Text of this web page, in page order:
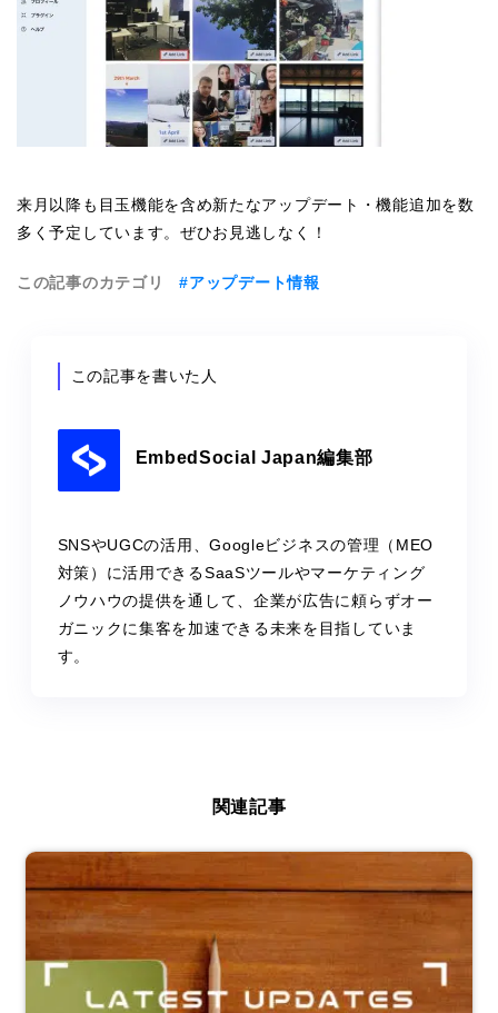
来月以降も目玉機能を含め新たなアップデート・機能追加を数
多く予定しています。ぜひお見逃しなく！
この記事のカテゴリ #アップデート情報
この記事を書いた人
EmbedSocial Japan編集部
SNSやUGCの活用、Googleビジネスの管理（MEO
対策）に活用できるSaaSツールやマーケティング
ノウハウの提供を通して、企業が広告に頼らずオー
ガニックに集客を加速できる未来を目指していま
す。
関連記事